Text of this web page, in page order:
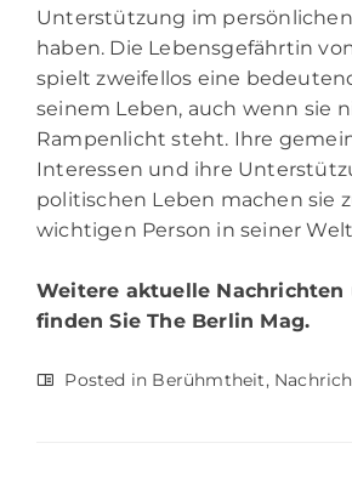
Unterstützung im
haben. Die Lebensgefährtin
spielt zweifellos eine
seinem Leben, auch wenn sie
Rampenlicht steht. Ihre
Interessen und ihre
politischen Leben machen sie
wichtigen Person in seiner
Weitere aktuelle Nachrichten
finden SieThe Berlin Mag.
Posted in Berühmtheit,